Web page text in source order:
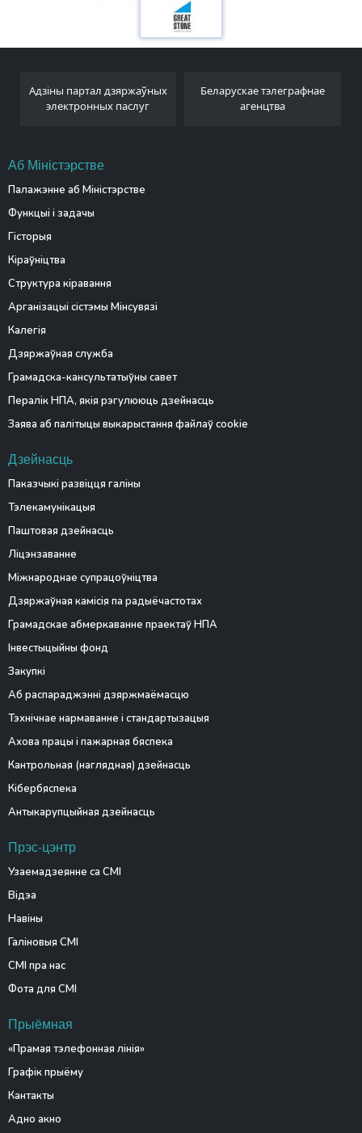
Адзіны партал дзяржаўных
электронных паслуг
Беларускае тэлеграфнае
агенцтва
Аб Міністэрстве
Палажэнне аб Міністэрстве
Функцыі і задачы
Гісторыя
Кіраўніцтва
Структура кіравання
Арганізацыі сістэмы Мінсувязі
Калегія
Дзяржаўная служба
Грамадска-кансультатыўны савет
Пералік НПА, якія рэгулююць дзейнасць
Заява аб палітыцы выкарыстання файлаў cookie
Дзейнасць
Паказчыкі развіцця галіны
Тэлекамунікацыя
Паштовая дзейнасць
Ліцэнзаванне
Міжнароднае супрацоўніцтва
Дзяржаўная камісія па радыёчастотах
Грамадскае абмеркаванне праектаў НПА
Інвестыцыйны фонд
Закупкі
Аб распараджэнні дзяржмаёмасцю
Тэхнічнае нармаванне і стандартызацыя
Ахова працы і пажарная бяспека
Кантрольная (наглядная) дзейнасць
Кібербяспека
Антыкарупцыйная дзейнасць
Прэс-цэнтр
Узаемадзеянне са СМІ
Відэа
Навіны
Галіновыя СМІ
СМІ пра нас
Фота для СМІ
Прыёмная
«Прамая тэлефонная лінія»
Графік прыёму
Кантакты
Адно акно